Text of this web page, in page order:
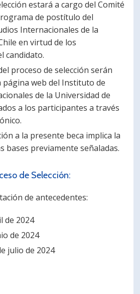
estará a cargo del Comité
de postítulo del
Internacionales de la
en virtud de los
candidato.
proceso de selección serán
página web del Instituto de
de la Universidad de
a los participantes a través
a la presente beca implica la
bases previamente señaladas.
de Selección:
de antecedentes:
de 2024
de 2024
julio de 2024